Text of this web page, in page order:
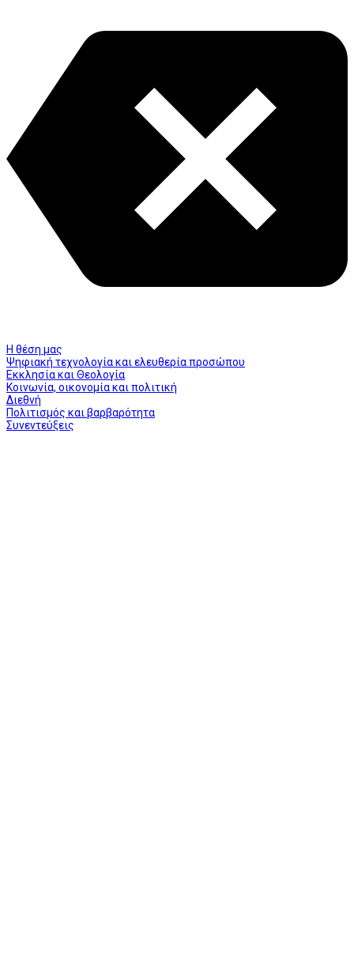
Η θέση μας
Ψηφιακή τεχνολογία και ελευθερία προσώπου
Εκκλησία και Θεολογία
Κοινωνία, οικονομία και πολιτική
Διεθνή
Πολιτισμός και βαρβαρότητα
Συνεντεύξεις